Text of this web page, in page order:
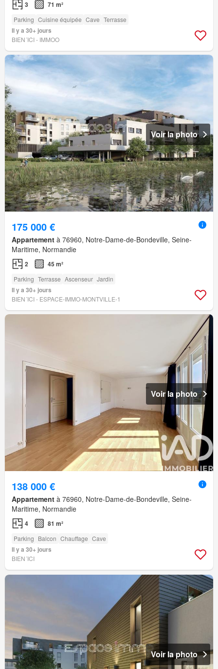
3 71 m²
Parking Cuisine équipée Cave Terrasse
Il y a 30+ jours
BIEN´ICI - IMMOO
Voir la photo
175 000 €
Appartement à 76960, Notre-Dame-de-Bondeville, Seine-
Maritime, Normandie
2 45 m²
Parking Terrasse Ascenseur Jardin
Il y a 30+ jours
BIEN´ICI - ESPACE-IMMO-MONTVILLE-1
Voir la photo
138 000 €
Appartement à 76960, Notre-Dame-de-Bondeville, Seine-
Maritime, Normandie
4 81 m²
Parking Balcon Chauffage Cave
Il y a 30+ jours
BIEN´ICI
Voir la photo